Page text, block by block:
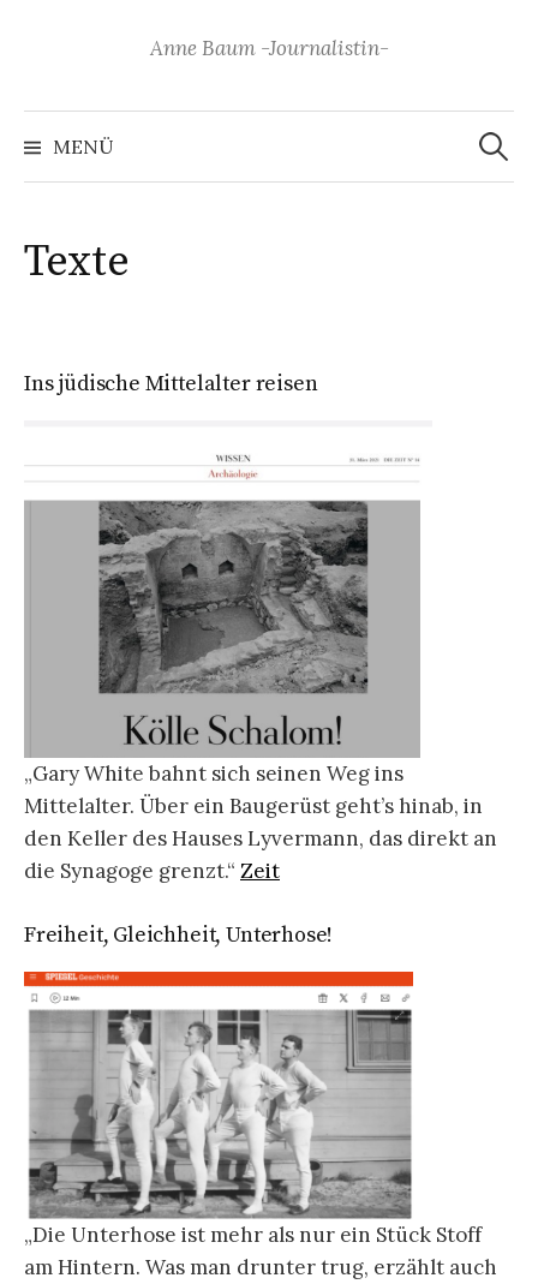
Anne Baum -Journalistin-
MENÜ
Suchen
nach:
Texte
Ins jüdische Mittelalter reisen
„Gary White bahnt sich seinen Weg ins
Mittelalter. Über ein Baugerüst geht’s hinab, in
den Keller des Hauses Lyvermann, das direkt an
die Synagoge grenzt.“ Zeit
Freiheit, Gleichheit, Unterhose!
„Die Unterhose ist mehr als nur ein Stück Stoff
am Hintern. Was man drunter trug, erzählt auch